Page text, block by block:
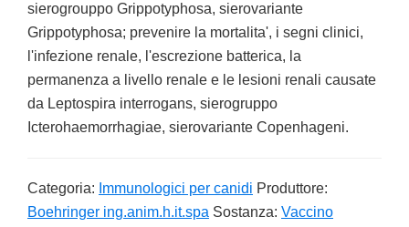
sierogrouppo Grippotyphosa, sierovariante
Grippotyphosa; prevenire la mortalita', i segni clinici,
l'infezione renale, l'escrezione batterica, la
permanenza a livello renale e le lesioni renali causate
da Leptospira interrogans, sierogruppo
Icterohaemorrhagiae, sierovariante Copenhageni.
Categoria: Immunologici per canidi Produttore:
Boehringer ing.anim.h.it.spa Sostanza: Vaccino